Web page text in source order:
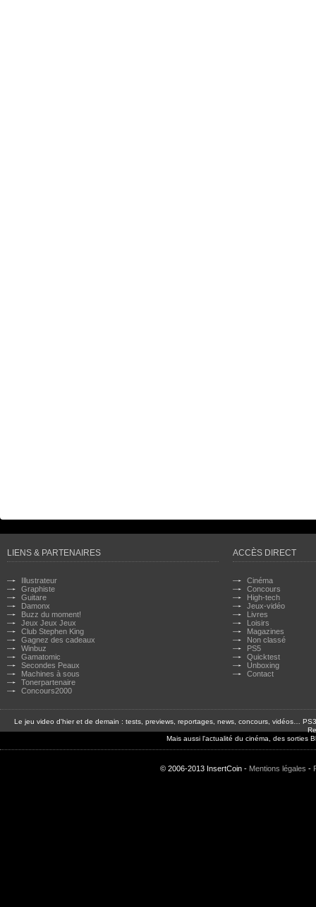
LIENS & PARTENAIRES
Illustrateur
Graphiste
Guitare
Damonx
Buzz du moment!
Jeux Jeux Jeux
Club Stephen King
Gagnez des cadeaux
Winbuz
Gamatomic
Secondes Peaux
Machines à sous
Tonerpartenaire
Concours2000
ACCÈS DIRECT
Cinéma
Concours
High-tech
Jeux-vidéo
Livres
Loisirs
Magazines
Non classé
PS5
Quicktest
Unboxing
Contact
Le jeu video d'hier et de demain : tests, previews, reportages, news, concours, vidéos…
Mais aussi l'actualité du cinéma, des sorties
© 2006-2013 InsertCoin - Mentions légales -